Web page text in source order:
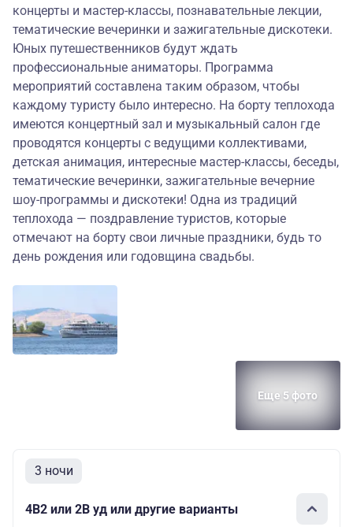
концерты и мастер-классы, познавательные лекции,
тематические вечеринки и зажигательные дискотеки.
Юных путешественников будут ждать
профессиональные аниматоры. Программа
мероприятий составлена таким образом, чтобы
каждому туристу было интересно. На борту теплохода
имеются концертный зал и музыкальный салон где
проводятся концерты с ведущими коллективами,
детская анимация, интересные мастер-классы, беседы,
тематические вечеринки, зажигательные вечерние
шоу-программы и дискотеки! Одна из традиций
теплохода — поздравление туристов, которые
отмечают на борту свои личные праздники, будь то
день рождения или годовщина свадьбы.
Еще 5 фото
3 ночи
4В2 или 2В уд или другие варианты